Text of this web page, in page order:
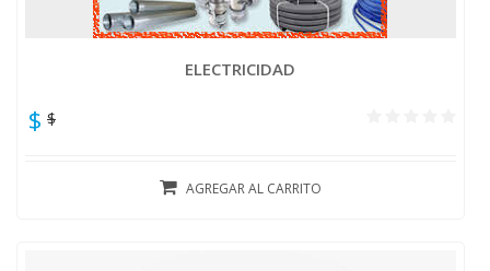
ELECTRICIDAD
$ $
AGREGAR AL CARRITO